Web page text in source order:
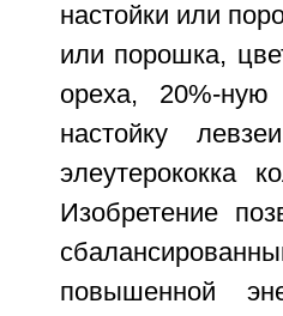
настойки или
или порошка,
ореха, 20%-
настойку
элеутерококка
Изобретение
повышенной